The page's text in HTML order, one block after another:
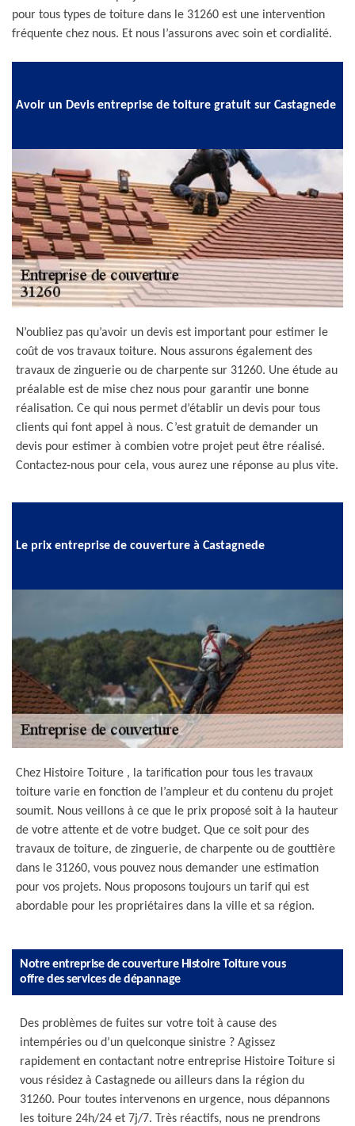
pour tous types de toiture dans le 31260 est une intervention
fréquente chez nous. Et nous l’assurons avec soin et cordialité.
Avoir un Devis entreprise de toiture gratuit sur Castagnede
N’oubliez pas qu’avoir un devis est important pour estimer le
coût de vos travaux toiture. Nous assurons également des
travaux de zinguerie ou de charpente sur 31260. Une étude au
préalable est de mise chez nous pour garantir une bonne
réalisation. Ce qui nous permet d’établir un devis pour tous
clients qui font appel à nous. C’est gratuit de demander un
devis pour estimer à combien votre projet peut être réalisé.
Contactez-nous pour cela, vous aurez une réponse au plus vite.
Le prix entreprise de couverture à Castagnede
Chez Histoire Toiture , la tarification pour tous les travaux
toiture varie en fonction de l’ampleur et du contenu du projet
soumit. Nous veillons à ce que le prix proposé soit à la hauteur
de votre attente et de votre budget. Que ce soit pour des
travaux de toiture, de zinguerie, de charpente ou de gouttière
dans le 31260, vous pouvez nous demander une estimation
pour vos projets. Nous proposons toujours un tarif qui est
abordable pour les propriétaires dans la ville et sa région.
Notre entreprise de couverture Histoire Toiture vous
offre des services de dépannage
Des problèmes de fuites sur votre toit à cause des
intempéries ou d’un quelconque sinistre ? Agissez
rapidement en contactant notre entreprise Histoire Toiture si
vous résidez à Castagnede ou ailleurs dans la région du
31260. Pour toutes intervenons en urgence, nous dépannons
les toiture 24h/24 et 7j/7. Très réactifs, nous ne prendrons